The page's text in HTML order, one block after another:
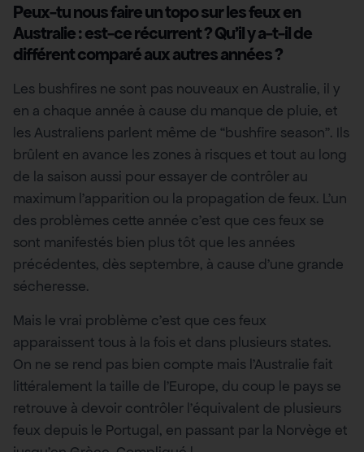
Peux-tu nous faire un topo sur les feux en
Australie : est-ce récurrent ? Qu’il y a-t-il de
différent comparé aux autres années ?
Les bushfires ne sont pas nouveaux en Australie, il y
en a chaque année à cause du manque de pluie, et
les Australiens parlent même de “bushfire season”. Ils
brûlent en avance les zones à risques et tout au long
de la saison aussi pour essayer de contrôler au
maximum l’apparition ou la propagation de feux. L’un
des problèmes cette année c’est que ces feux se
sont manifestés bien plus tôt que les années
précédentes, dès septembre, à cause d’une grande
sécheresse.
Mais le vrai problème c’est que ces feux
apparaissent tous à la fois et dans plusieurs states.
On ne se rend pas bien compte mais l’Australie fait
littéralement la taille de l’Europe, du coup le pays se
retrouve à devoir contrôler l’équivalent de plusieurs
feux depuis le Portugal, en passant par la Norvège et